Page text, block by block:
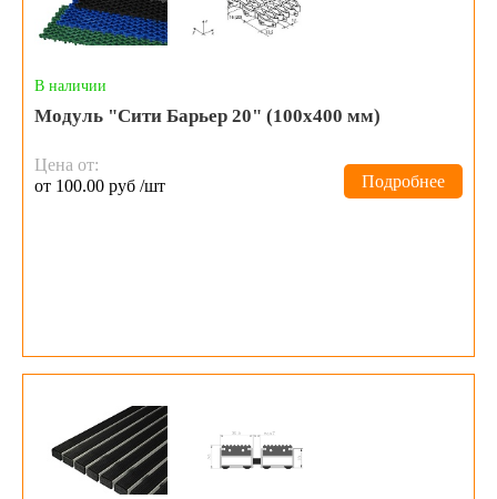
В наличии
Модуль "Сити Барьер 20" (100х400 мм)
Цена от:
от 100.00 руб /шт
Подробнее